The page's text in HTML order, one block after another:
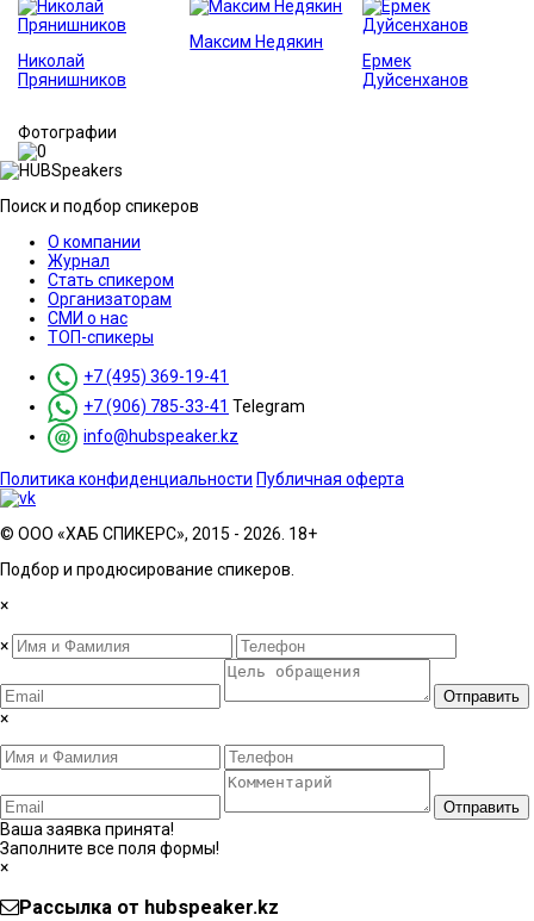
Николай
Прянишников
Максим Недякин
Ермек
Дуйсенханов
Фотографии
Поиск и подбор спикеров
О компании
Журнал
Стать спикером
Организаторам
СМИ о нас
ТОП-спикеры
+7 (495) 369-19-41
+7 (906) 785-33-41 Telegram
info@hubspeaker.kz
Политика конфиденциальности Публичная оферта
© ООО «ХАБ СПИКЕРС», 2015 - 2026. 18+
Подбор и продюсирование спикеров.
×
×
Отправить
×
Отправить
Ваша заявка принята!
Заполните все поля формы!
×
Рассылка от hubspeaker.kz